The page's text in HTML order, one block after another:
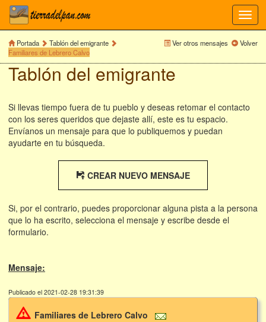
Portada
Tablón del emigrante
Familiares de Lebrero Calvo
Ver otros mensajes Volver
Tablón del emigrante
Si llevas tiempo fuera de tu pueblo y deseas retomar el contacto
con los seres queridos que dejaste allí, este es tu espacio.
Envíanos un mensaje para que lo publiquemos y puedan
ayudarte en tu búsqueda.
CREAR NUEVO MENSAJE
Si, por el contrario, puedes proporcionar alguna pista a la persona
que lo ha escrito, selecciona el mensaje y escribe desde el
formulario.
Mensaje:
Publicado el 2021-02-28 19:31:39
Familiares de Lebrero Calvo